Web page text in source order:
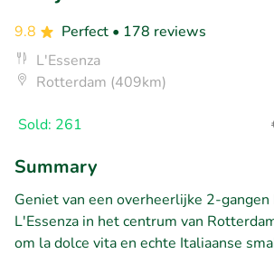
9.8 Perfect • 178 reviews
L'Essenza
Rotterdam (409km)
Sold: 261
Summary
Geniet van een overheerlijke 2-gangen
L'Essenza in het centrum van
om la dolce vita en echte Italiaanse